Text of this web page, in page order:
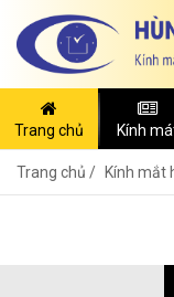
Trang chủ Kính
Trang chủ Kính mắt